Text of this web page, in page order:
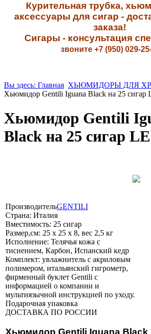
Курительная трубка,
аксессуары для сигар -
заказа!
Сигары - консультация
звоните +7 (950) 029-
Вы здесь: Главная ХЬЮМИДОРЫ ДЛЯ
Хьюмидор Gentili Iguana Black на 25 сигар
Хьюмидор Gentili
Black на 25 сигар LE
ПроизводительGENTILI
Страна: Италия
Вместимость: 25 сигар
Размер,см: 25 х 25 х 8, вес 2,5 кг
Исполнение: Телячья кожа c
тиснением, Карбон, Испанский кедр
Комплект: увлажнитель с акриловым
полимером, итальянский гигрометр,
фирменный буклет Gentili с
информацией о компании и
мультиязычной инструкцией по уходу.
Подарочная упаковка
ДОСТАВКА ПО РОССИИ
Хьюмидор Gentili Iguana Black